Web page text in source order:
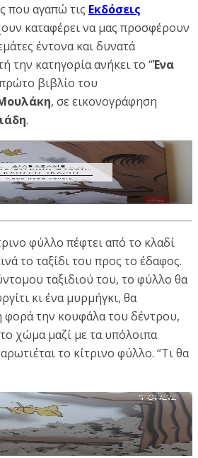
που αγαπώ τις Εκδόσεις
καταφέρει να μας προσφέρουν
έντονα και δυνατά
την κατηγορία ανήκει το “Ένα
βιβλίο του
, σε εικονογράφηση
.
φύλλο πέφτει από το κλαδί
το ταξίδι του προς το έδαφος.
ταξιδιού του, το φύλλο θα
κι ένα μυρμήγκι, θα
φορά την κουφάλα του δέντρου,
χώμα μαζί με τα υπόλοιπα
το κίτρινο φύλλο. “Τι θα